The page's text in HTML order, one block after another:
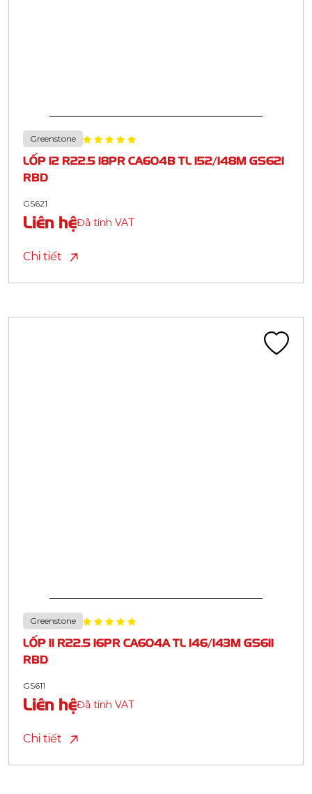
Greenstone
LỐP 12 R22.5 18PR CA604B TL 152/148M GS621
RBD
GS621
Liên hệĐã tính VAT
Chi tiết
Greenstone
LỐP 11 R22.5 16PR CA604A TL 146/143M GS611
RBD
GS611
Liên hệĐã tính VAT
Chi tiết